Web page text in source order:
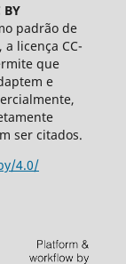
BY
padrão de
licença CC-
que
e
ser citados.
4.0/